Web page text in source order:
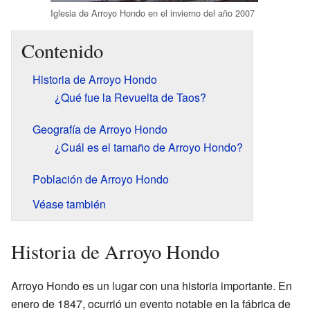
Iglesia de Arroyo Hondo en el invierno del año 2007
Contenido
Historia de Arroyo Hondo
¿Qué fue la Revuelta de Taos?
Geografía de Arroyo Hondo
¿Cuál es el tamaño de Arroyo Hondo?
Población de Arroyo Hondo
Véase también
Historia de Arroyo Hondo
Arroyo Hondo es un lugar con una historia importante. En
enero de 1847, ocurrió un evento notable en la fábrica de